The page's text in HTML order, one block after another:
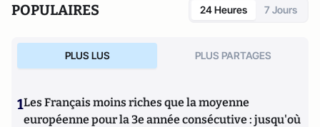
POPULAIRES 24 Heures 7 Jours
PLUS LUS PLUS PARTAGES
1Les Français moins riches que la moyenne
européenne pour la 3e année consécutive : jusqu'où